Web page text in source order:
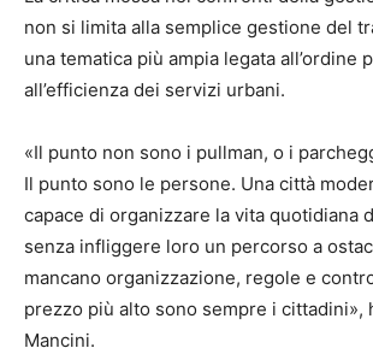
non si limita alla semplice gestione del
una tematica più ampia legata all’ordine
all’efficienza dei servizi urbani.
«Il punto non sono i pullman, o i
Il punto sono le persone. Una città
capace di organizzare la vita quotidiana
senza infliggere loro un percorso a
mancano organizzazione, regole e
prezzo più alto sono sempre i cittadini»,
Mancini.